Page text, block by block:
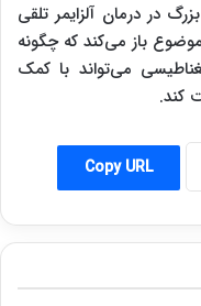
در درمان آلزایمر تلقی
باز می‌کند که چگونه
‌می‌تواند با کمک
کند.
Copy URL